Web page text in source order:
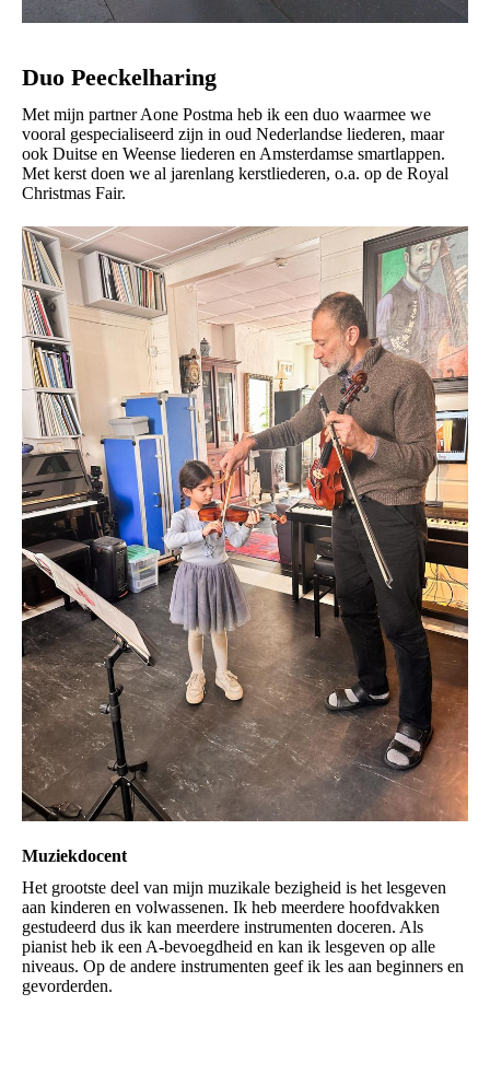
Duo Peeckelharing
Met mijn partner Aone Postma heb ik een duo waarmee we
vooral gespecialiseerd zijn in oud Nederlandse liederen, maar
ook Duitse en Weense liederen en Amsterdamse smartlappen.
Met kerst doen we al jarenlang kerstliederen, o.a. op de Royal
Christmas Fair.
Muziekdocent
Het grootste deel van mijn muzikale bezigheid is het lesgeven
aan kinderen en volwassenen. Ik heb meerdere hoofdvakken
gestudeerd dus ik kan meerdere instrumenten doceren. Als
pianist heb ik een A-bevoegdheid en kan ik lesgeven op alle
niveaus. Op de andere instrumenten geef ik les aan beginners en
gevorderden.